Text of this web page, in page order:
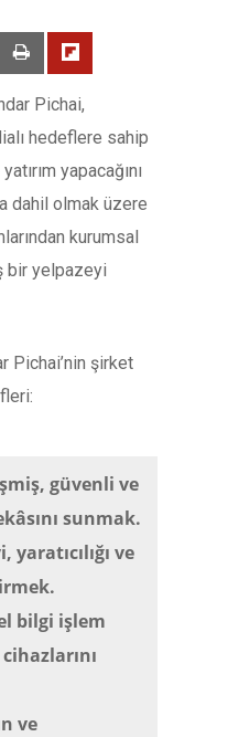
Pichai,
hedeflere sahip
yapacağını
dahil olmak üzere
kurumsal
bir yelpazeyi
Pichai’nin şirket
güvenli ve
sunmak.
ve
bilgi işlem
ve